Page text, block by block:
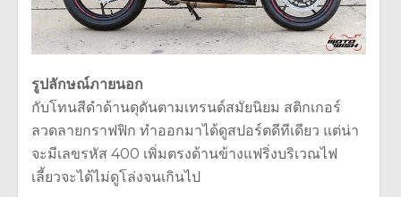
รูปลักษณ์ภายนอก
กับโทนสีดำด้านดุดันตามเทรนด์สมัยนิยม สติกเกอร์
ลวดลายกราฟฟิก ทำออกมาได้ดูสปอร์ตดีทีเดียว แต่น่า
จะมีเลขรหัส 400 เพิ่มตรงด้านข้างแฟริ่งบริเวณไฟ
เลี้ยวจะได้ไม่ดูโล่งจนเกินไป